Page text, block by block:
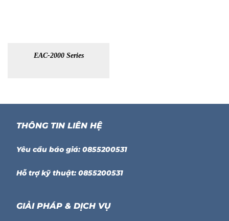
EAC-2000 Series
THÔNG TIN LIÊN HỆ
Yêu cầu báo giá: 0855200531
Hỗ trợ kỹ thuật: 0855200531
GIẢI PHÁP & DỊCH VỤ